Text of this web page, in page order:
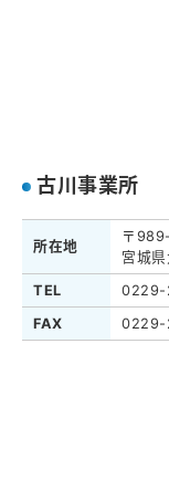
古川事業所
所在地
〒
宮城
TEL
0229-
FAX
0229-